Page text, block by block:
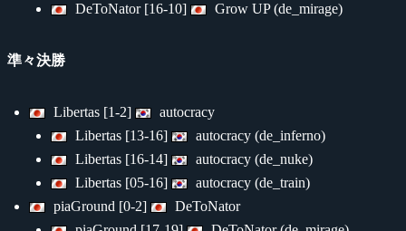
DeToNator [16-10] Grow UP (de_mirage)
準々決勝
Libertas [1-2]
autocracy
Libertas [13-16]
autocracy (de_inferno)
Libertas [16-14]
autocracy (de_nuke)
Libertas [05-16]
autocracy (de_train)
piaGround [0-2]
DeToNator